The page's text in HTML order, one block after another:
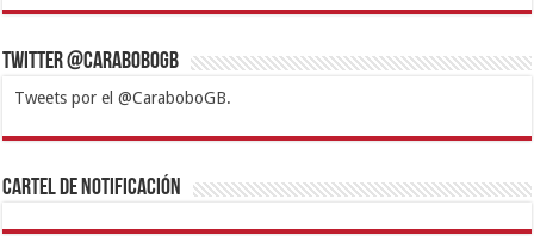
Twitter @CaraboboGB
Tweets por el @CaraboboGB.
1xbetBetturkeyBetistKralbetSupertotobetTipobetMatadorbetMariobet
https://mvbcasino.com/
Cartel de Notificación